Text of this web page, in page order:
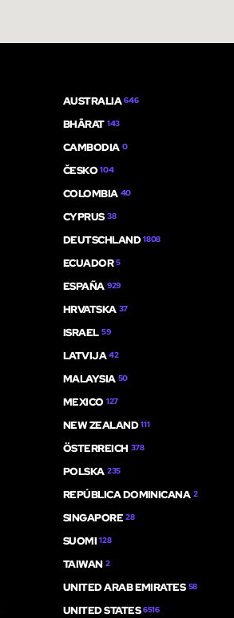
AUSTRALIA 646
BHĀRAT 143
CAMBODIA 0
ČESKO 104
COLOMBIA 40
CYPRUS 38
DEUTSCHLAND 1808
ECUADOR 5
ESPAÑA 929
HRVATSKA 37
ISRAEL 59
LATVIJA 42
MALAYSIA 50
MEXICO 127
NEW ZEALAND 111
ÖSTERREICH 378
POLSKA 235
REPÚBLICA DOMINICANA 2
SINGAPORE 28
SUOMI 128
TAIWAN 2
UNITED ARAB EMIRATES 58
UNITED STATES 6516